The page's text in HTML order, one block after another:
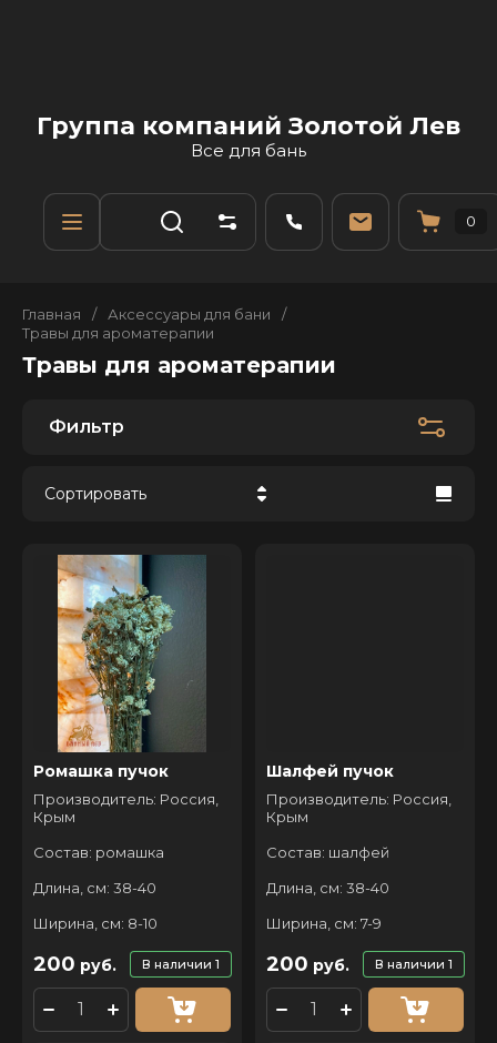
Группа компаний Золотой Лев
Все для бань
0
Главная / Аксессуары для бани
/
Травы для ароматерапии
Травы для ароматерапии
Фильтр
Сортировать
Цена - возрастание
Название - Я-А
Название - А-Я
Ромашка пучок
Производитель: Россия,
Крым
Состав: ромашка
Длина, см: 38-40
Ширина, см: 8-10
В наличии 1
200 руб.
Шалфей пучок
Производитель: Россия,
Крым
Состав: шалфей
Длина, см: 38-40
Ширина, см: 7-9
В наличии 1
200 руб.